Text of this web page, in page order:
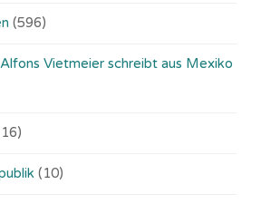
(596)
Vietmeier schreibt aus Mexiko
(10)